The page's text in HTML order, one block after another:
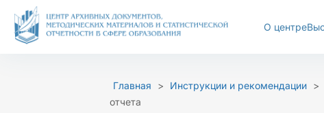
О центре
Перейти
содержимому
Главная > Инструкции и рекомендации >
отчетаА-